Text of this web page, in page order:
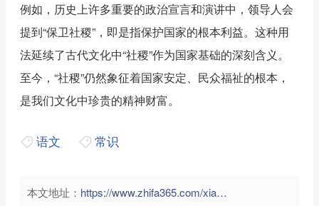
例如，历史上许多重要的政治宣言和演讲中，领导人会
提到“保卫社稷”，即是指保护国家的根本利益。这种用
法延续了古代文化中“社稷”作为国家基础的深刻含义。
至今，“社稷”仍然象征着国家安定、民众福祉的根本，
是我们文化中珍贵的精神财富。
语文 常识
本文地址： https://www.zhifa365.com/xiaoxue/srzg4ThUenHBb89p">